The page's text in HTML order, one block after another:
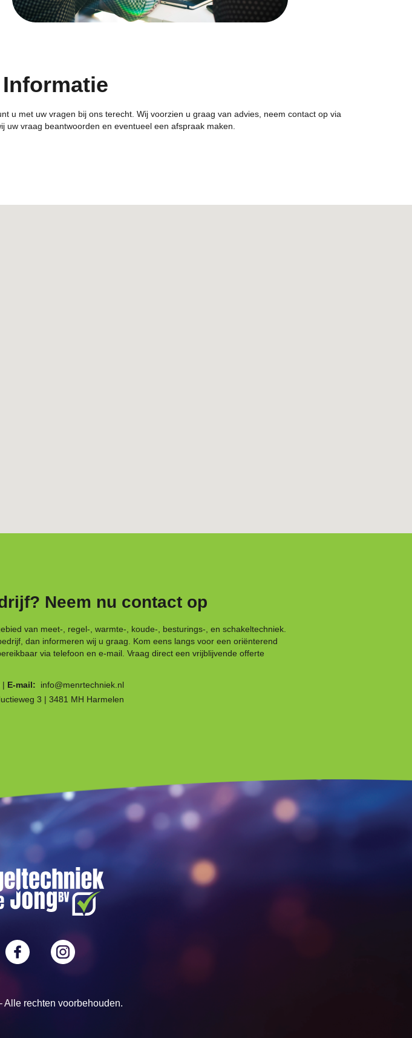
u met uw vragen bij ons terecht. Wij voorzien u graag van advies, neem contact op via
vraag beantwoorden en eventueel een afspraak maken.
Neem nu contact op
van meet-, regel-, warmte-, koude-, besturings-, en schakeltechniek.
dan informeren wij u graag. Kom eens langs voor een oriënterend
via telefoon en e-mail. Vraag direct een vrijblijvende offerte
| E-mail:
info@menrtechniek.nl
3 | 3481 MH Harmelen
rechten voorbehouden.